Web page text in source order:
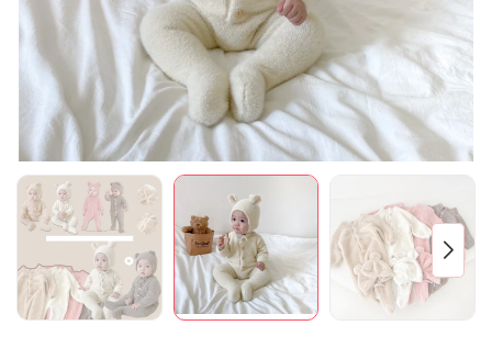
Mã giảm giá:
Ngày hết hạn:
Điều kiện: